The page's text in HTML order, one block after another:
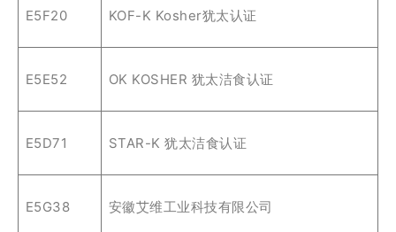
E5F20 KOF-K Kosher犹太认证
E5E52 OK KOSHER 犹太洁食认证
E5D71 STAR-K 犹太洁食认证
E5G38 安徽艾维工业科技有限公司